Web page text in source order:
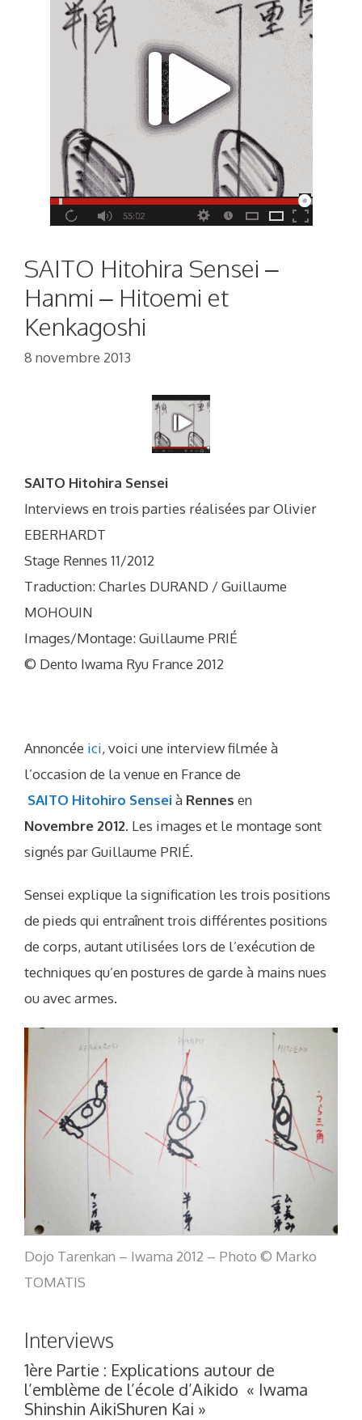
SAITO Hitohira Sensei –
Hanmi – Hitoemi et
Kenkagoshi
8 novembre 2013
SAITO Hitohira Sensei
Interviews en trois parties réalisées par Olivier
EBERHARDT
Stage Rennes 11/2012
Traduction: Charles DURAND / Guillaume
MOHOUIN
Images/Montage: Guillaume PRIÉ
© Dento Iwama Ryu France 2012
Annoncée ici, voici une interview filmée à
l’occasion de la venue en France de
SAITO Hitohiro Senseià Rennes en
Novembre 2012. Les images et le montage sont
signés par Guillaume PRIÉ.
Sensei explique la signification les trois positions
de pieds qui entraînent trois différentes positions
de corps, autant utilisées lors de l’exécution de
techniques qu’en postures de garde à mains nues
ou avec armes.
Dojo Tarenkan – Iwama 2012 – Photo © Marko
TOMATIS
Interviews
1ère Partie : Explications autour de
l’emblème de l’école d’Aikido « Iwama
Shinshin AikiShuren Kai »